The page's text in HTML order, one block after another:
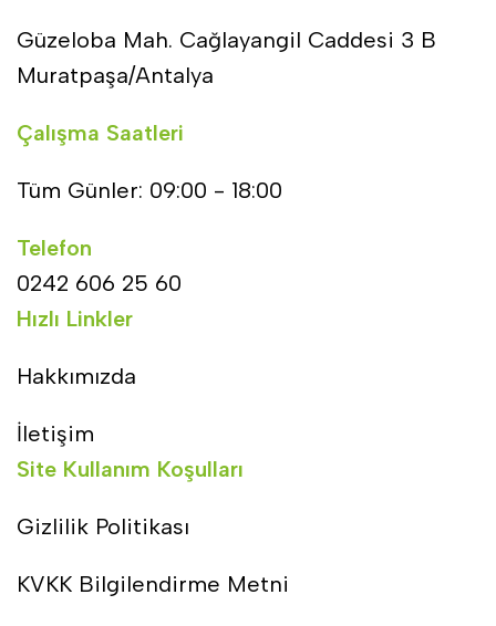
Güzeloba Mah. Cağlayangil Caddesi 3 B
Muratpaşa/Antalya
Çalışma Saatleri
Tüm Günler: 09:00 - 18:00
Telefon
0242 606 25 60
Hızlı Linkler
Hakkımızda
İletişim
Site Kullanım Koşulları
Gizlilik Politikası
KVKK Bilgilendirme Metni